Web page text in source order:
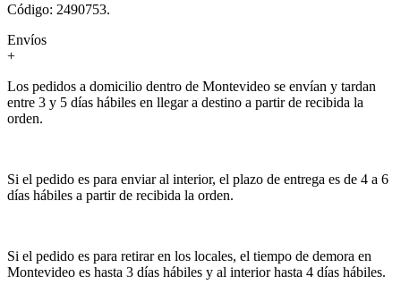
Código: 2490753.
Envíos
+
Los pedidos a domicilio dentro de Montevideo se envían y tardan
entre 3 y 5 días hábiles en llegar a destino a partir de recibida la
orden.
Si el pedido es para enviar al interior, el plazo de entrega es de 4 a 6
días hábiles a partir de recibida la orden.
Si el pedido es para retirar en los locales, el tiempo de demora en
Montevideo es hasta 3 días hábiles y al interior hasta 4 días hábiles.